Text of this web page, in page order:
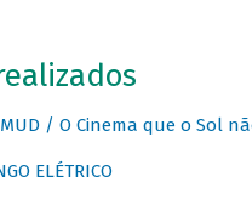
/ O Cinema que o Sol
ELÉTRICO